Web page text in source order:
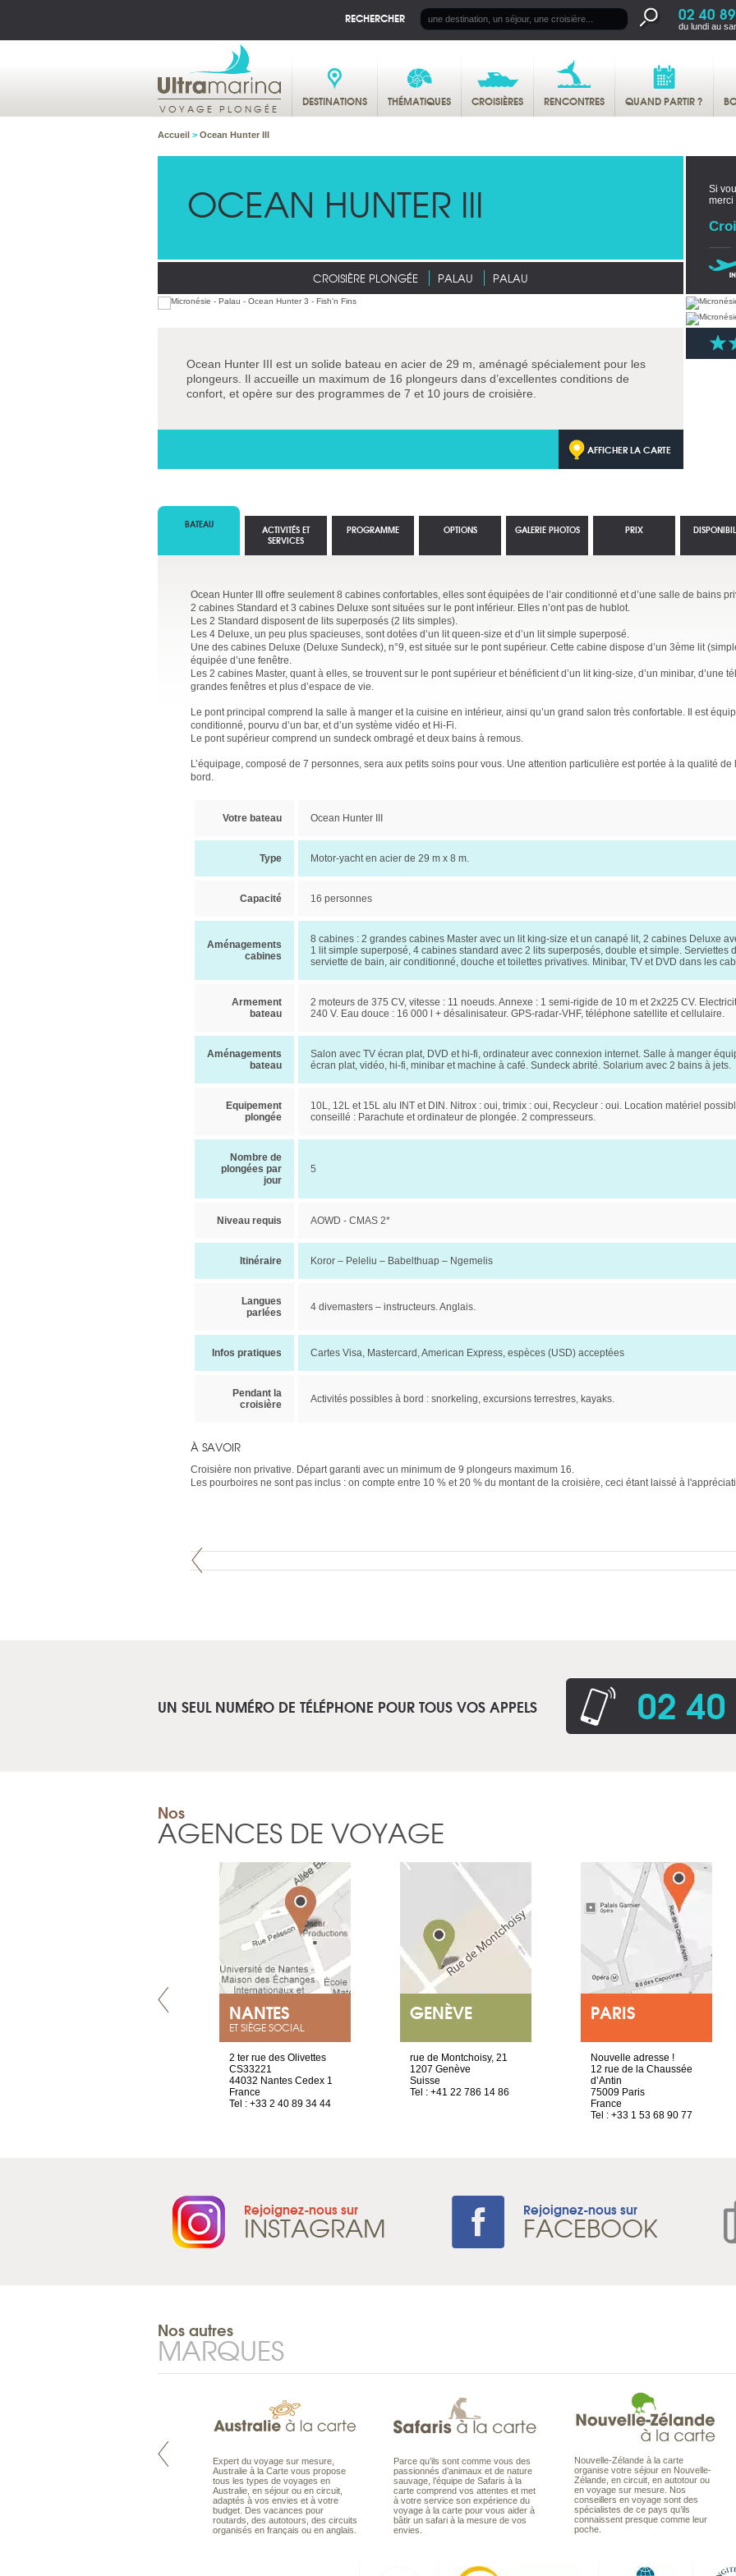
RECHERCHER 02 40
du lundi au
VOYAGE PLONGÉE DESTINATIONS THÉMATIQUES CROISIÈRES RENCONTRES QUAND PARTIR ?
Accueil > Ocean Hunter III
OCEAN HUNTER III
CROISIÈRE PLONGÉE PALAU PALAU
Si
merci
Ocean Hunter III est un solide bateau en acier de 29 m, aménagé spécialement pour les
plongeurs. Il accueille un maximum de 16 plongeurs dans d’excellentes conditions de
confort, et opère sur des programmes de 7 et 10 jours de croisière.
AFFICHER LA CARTE
BATEAU
Ocean Hunter III offre seulement 8 cabines confortables, elles sont équipées de l’air conditionné et d’une salle de bains
2 cabines Standard et 3 cabines Deluxe sont situées sur le pont inférieur. Elles n’ont pas de hublot.
Les 2 Standard disposent de lits superposés (2 lits simples).
Les 4 Deluxe, un peu plus spacieuses, sont dotées d’un lit queen-size et d’un lit simple superposé.
Une des cabines Deluxe (Deluxe Sundeck), n°9, est située sur le pont supérieur. Cette cabine dispose d’un 3ème lit
équipée d’une fenêtre.
Les 2 cabines Master, quant à elles, se trouvent sur le pont supérieur et bénéficient d’un lit king-size, d’un minibar, d’une
grandes fenêtres et plus d’espace de vie.
Le pont principal comprend la salle à manger et la cuisine en intérieur, ainsi qu’un grand salon très confortable. Il est
conditionné, pourvu d’un bar, et d’un système vidéo et Hi-Fi.
Le pont supérieur comprend un sundeck ombragé et deux bains à remous.
L’équipage, composé de 7 personnes, sera aux petits soins pour vous. Une attention particulière est portée à la qualité de
bord.
Votre bateau Ocean Hunter III
Type Motor-yacht en acier de 29 m x 8 m.
Capacité 16 personnes
Aménagements
cabines
8 cabines : 2 grandes cabines Master avec un lit king-size et un canapé lit, 2 cabines Deluxe
1 lit simple superposé, 4 cabines standard avec 2 lits superposés, double et simple. Serviettes
serviette de bain, air conditionné, douche et toilettes privatives. Minibar, TV et DVD dans les
Armement
bateau
2 moteurs de 375 CV, vitesse : 11 noeuds. Annexe : 1 semi-rigide de 10 m et 2x225 CV.
240 V. Eau douce : 16 000 l + désalinisateur. GPS-radar-VHF, téléphone satellite et cellulaire.
Aménagements
bateau
Salon avec TV écran plat, DVD et hi-fi, ordinateur avec connexion internet. Salle à manger
écran plat, vidéo, hi-fi, minibar et machine à café. Sundeck abrité. Solarium avec 2 bains à jets.
Equipement
plongée
10L, 12L et 15L alu INT et DIN. Nitrox : oui, trimix : oui, Recycleur : oui. Location matériel
conseillé : Parachute et ordinateur de plongée. 2 compresseurs.
Nombre de
plongées par
jour
5
Niveau requis AOWD - CMAS 2*
Itinéraire Koror – Peleliu – Babelthuap – Ngemelis
Langues
parlées
4 divemasters – instructeurs. Anglais.
Infos pratiques Cartes Visa, Mastercard, American Express, espèces (USD) acceptées
Pendant la
croisière
Activités possibles à bord : snorkeling, excursions terrestres, kayaks.
À SAVOIR
Croisière non privative. Départ garanti avec un minimum de 9 plongeurs maximum 16.
Les pourboires ne sont pas inclus : on compte entre 10 % et 20 % du montant de la croisière, ceci étant laissé à
ACTIVITÉS ET
SERVICES
PROGRAMME OPTIONS GALERIE PHOTOS PRIX
UN SEUL NUMÉRO DE TÉLÉPHONE POUR TOUS VOS APPELS 02
Nos
AGENCES DE VOYAGE
NANTES
ET SIÈGE SOCIAL
2 ter rue des Olivettes
CS33221
44032 Nantes Cedex 1
France
Tel : +33 2 40 89 34 44
GENÈVE
rue de Montchoisy, 21
1207 Genève
Suisse
Tel : +41 22 786 14 86
PARIS
Nouvelle adresse !
12 rue de la Chaussée
d’Antin
75009 Paris
France
Tel : +33 1 53 68 90 77
Rejoignez-nous sur
INSTAGRAM Rejoignez-nous sur
FACEBOOK
Nos autres
MARQUES
Pacifique à la carte est le spécialiste
Expert du voyage sur mesure,
Australie à la Carte vous propose
tous les types de voyages en
Australie, en séjour ou en circuit,
adaptés à vos envies et à votre
budget. Des vacances pour
routards, des autotours, des circuits
organisés en français ou en anglais.
Parce qu’ils sont comme vous des
passionnés d’animaux et de nature
sauvage, l’équipe de Safaris à la
carte comprend vos attentes et met
à votre service son expérience du
voyage à la carte pour vous aider à
bâtir un safari à la mesure de vos
envies.
Nouvelle-Zélande à la carte
organise votre séjour en Nouvelle-
Zélande, en circuit, en autotour ou
en voyage sur mesure. Nos
conseillers en voyage sont des
spécialistes de ce pays qu’ils
connaissent presque comme leur
poche.